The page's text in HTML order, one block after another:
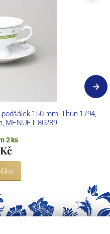
známku LC a Thun Hotel &
150 mm, Thun 1794,
MENUET 80289
2 ks